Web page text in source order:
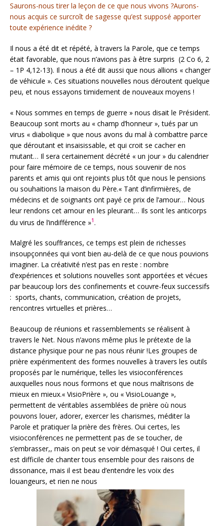
Saurons-nous tirer la leçon de ce que nous vivons ?Aurons-
nous acquis ce surcroît de sagesse qu’est supposé apporter
toute expérience inédite ?
Il nous a été dit et répété, à travers la Parole, que ce temps
était favorable, que nous n’avions pas à être surpris (2 Co 6, 2
– 1P 4,12-13). Il nous a été dit aussi que nous allions « changer
de véhicule ». Ces situations nouvelles nous déroutent quelque
peu, et nous essayons timidement de nouveaux moyens !
« Nous sommes en temps de guerre » nous disait le Président.
Beaucoup sont morts au « champ d’honneur », tués par un
virus « diabolique » que nous avons du mal à combattre parce
que déroutant et insaisissable, et qui croit se cacher en
mutant… Il sera certainement décrété « un jour » du calendrier
pour faire mémoire de ce temps, nous souvenir de nos
parents et amis qui ont rejoints plus tôt que nous le pensions
ou souhaitions la maison du Père.« Tant d’infirmières, de
médecins et de soignants ont payé ce prix de l’amour… Nous
leur rendons cet amour en les pleurant… Ils sont les anticorps
du virus de l’indifférence »1 .
Malgré les souffrances, ce temps est plein de richesses
insoupçonnées qui vont bien au-delà de ce que nous pouvions
imaginer. La créativité n’est pas en reste : nombre
d’expériences et solutions nouvelles sont apportées et vécues
par beaucoup lors des confinements et couvre-feux successifs
: sports, chants, communication, création de projets,
rencontres virtuelles et prières…
Beaucoup de réunions et rassemblements se réalisent à
travers le Net. Nous n’avons même plus le prétexte de la
distance physique pour ne pas nous réunir !Les groupes de
prière expérimentent des formes nouvelles à travers les outils
proposés par le numérique, telles les visioconférences
auxquelles nous nous formons et que nous maîtrisons de
mieux en mieux.« VisioPrière », ou « VisioLouange »,
permettent de véritables assemblées de prière où nous
pouvons louer, adorer, exercer les charismes, méditer la
Parole et pratiquer la prière des frères. Oui certes, les
visioconférences ne permettent pas de se toucher, de
s’embrasser,, mais on peut se voir démasqué ! Oui certes, il
est difficile de chanter tous ensemble pour des raisons de
dissonance, mais il est beau d’entendre les voix des
louangeurs, et rien ne nous